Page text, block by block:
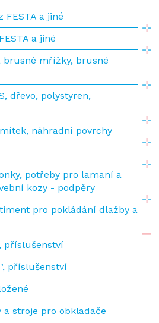
FESTA a jiné
a jiné
brusné mřížky, brusné
dřevo, polystyren,
náhradní povrchy
potřeby pro lamaní a
kozy - podpěry
pro pokládání dlažby a
příslušenství
příslušenství
stroje pro obkladače